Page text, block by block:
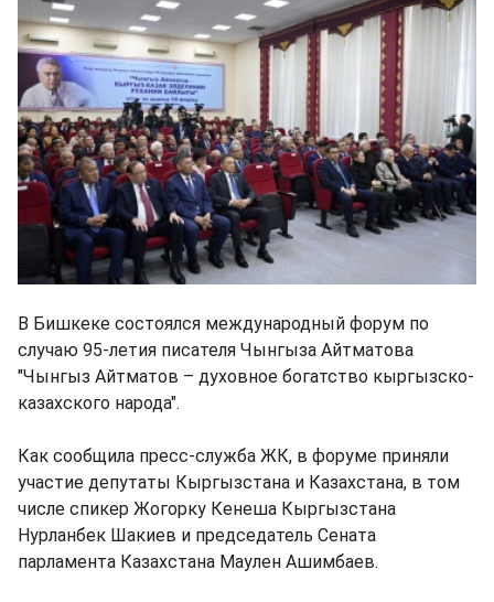
В Бишкеке состоялся международный форум по
случаю 95-летия писателя Чынгыза Айтматова
"Чынгыз Айтматов – духовное богатство кыргызско-
казахского народа".
Как сообщила пресс-служба ЖК, в форуме приняли
участие депутаты Кыргызстана и Казахстана, в том
числе спикер Жогорку Кенеша Кыргызстана
Нурланбек Шакиев и председатель Сената
парламента Казахстана Маулен Ашимбаев.